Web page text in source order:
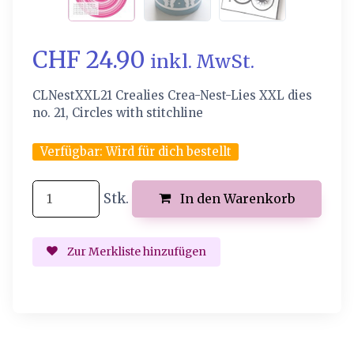
CHF 24.90 inkl. MwSt.
CLNestXXL21 Crealies Crea-Nest-Lies XXL dies
no. 21, Circles with stitchline
Verfügbar:Wird für dich bestellt
Stk. In den Warenkorb
Zur Merkliste hinzufügen